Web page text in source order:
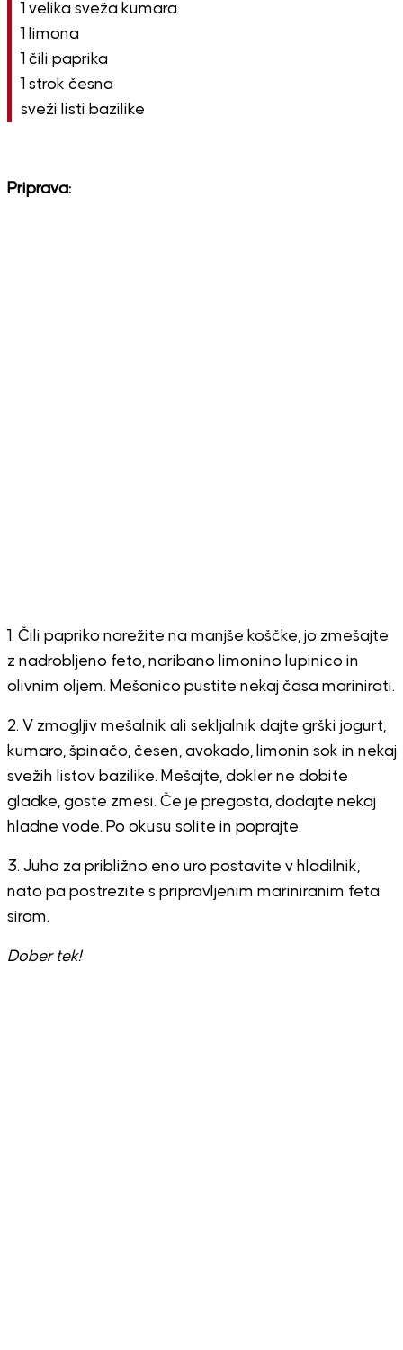
1 velika sveža kumara
1 limona
1 čili paprika
1 strok česna
sveži listi bazilike
Priprava:
1. Čili papriko narežite na manjše koščke, jo zmešajte
z nadrobljeno feto, naribano limonino lupinico in
olivnim oljem. Mešanico pustite nekaj časa marinirati.
2. V zmogljiv mešalnik ali sekljalnik dajte grški jogurt,
kumaro, špinačo, česen, avokado, limonin sok in nekaj
svežih listov bazilike. Mešajte, dokler ne dobite
gladke, goste zmesi. Če je pregosta, dodajte nekaj
hladne vode. Po okusu solite in poprajte.
3. Juho za približno eno uro postavite v hladilnik,
nato pa postrezite s pripravljenim mariniranim feta
sirom.
Dober tek!